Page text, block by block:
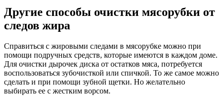
Другие способы очистки мясорубки от
следов жира
Справиться с жировыми следами в мясорубке можно при
помощи подручных средств, которые имеются в каждом доме.
Для очистки дырочек диска от остатков мяса, потребуется
воспользоваться зубочисткой или спичкой. То же самое можно
сделать и при помощи зубной щетки. Но желательно
выбирать ее с жестким ворсом.